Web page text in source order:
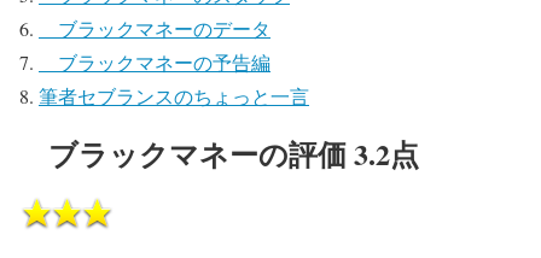
ブラックマネーのデータ
ブラックマネーの予告編
筆者セブランスのちょっと一言
ブラックマネーの評価 3.2点